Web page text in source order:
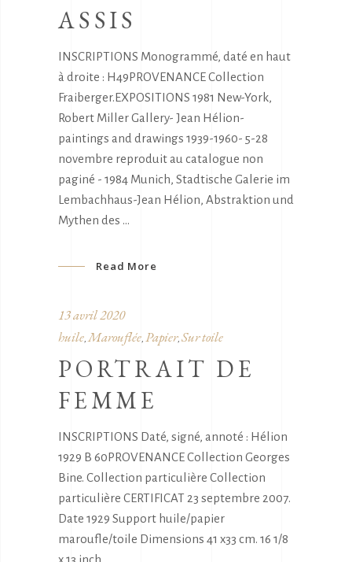
ASSIS
INSCRIPTIONS Monogrammé, daté en haut
à droite : H49PROVENANCE Collection
Fraiberger.EXPOSITIONS 1981 New-York,
Robert Miller Gallery- Jean Hélion-
paintings and drawings 1939-1960- 5-28
novembre reproduit au catalogue non
paginé - 1984 Munich, Stadtische Galerie im
Lembachhaus-Jean Hélion, Abstraktion und
Mythen des
Read More
13 avril 2020
huile Marouflée Papier, Sur toile
PORTRAIT DE
FEMME
INSCRIPTIONS Daté, signé, annoté : Hélion
1929 B 60PROVENANCE Collection Georges
Bine. Collection particulière Collection
particulière CERTIFICAT 23 septembre 2007.
Date 1929 Support huile/papier
maroufle/toile Dimensions 41 x33 cm. 16 1/8
x 13 inch.